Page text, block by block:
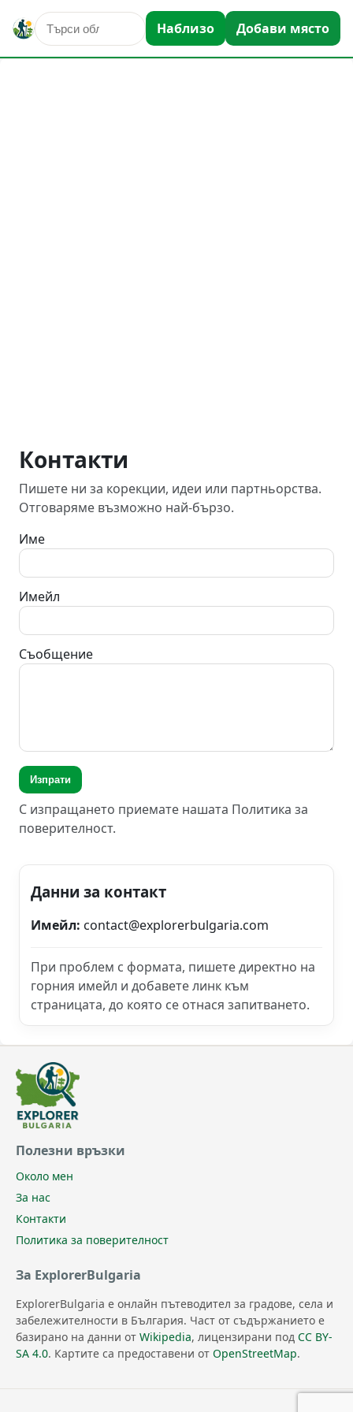
Наблизо Добави място
Контакти
Пишете ни за корекции, идеи или партньорства.
Отговаряме възможно най-бързо.
Име
Имейл
Съобщение
Изпрати
С изпращането приемате нашата Политика за
поверителност.
Данни за контакт
Имейл: contact@explorerbulgaria.com
При проблем с формата, пишете директно на
горния имейл и добавете линк към
страницата, до която се отнася запитването.
Полезни връзки
Около мен
За нас
Контакти
Политика за поверителност
За ExplorerBulgaria
ExplorerBulgaria е онлайн пътеводител за градове, села и
забележителности в България. Част от съдържанието е
базирано на данни от Wikipedia, лицензирани под CC BY-
SA 4.0. Картите са предоставени от OpenStreetMap.